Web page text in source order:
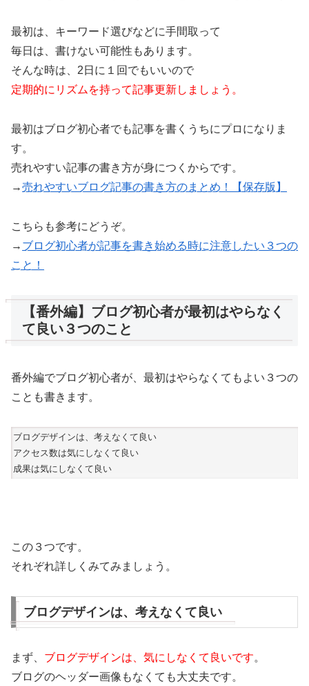
最初は、キーワード選びなどに手間取って
毎日は、書けない可能性もあります。
そんな時は、2日に１回でもいいので
定期的にリズムを持って記事更新しましょう。
最初はブログ初心者でも記事を書くうちにプロになりま
す。
売れやすい記事の書き方が身につくからです。
→売れやすいブログ記事の書き方のまとめ！【保存版】
こちらも参考にどうぞ。
→ ブログ初心者が記事を書き始める時に注意したい３つの
こと！
【番外編】ブログ初心者が最初はやらなく
て良い３つのこと
番外編でブログ初心者が、最初はやらなくてもよい３つの
ことも書きます。
ブログデザインは、考えなくて良い
アクセス数は気にしなくて良い
成果は気にしなくて良い
この３つです。
それぞれ詳しくみてみましょう。
ブログデザインは、考えなくて良い
まず、 ブログデザインは、気にしなくて良いです。
ブログのヘッダー画像もなくても大丈夫です。